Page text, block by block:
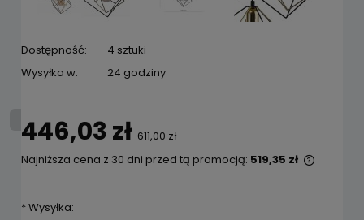
Dostępność:
4 sztuki
Wysyłka w:
24 godziny
446,03 zł 611,00 zł
Najniższa cena z 30 dni przed tą promocją: 519,35 zł
*Wysyłka: